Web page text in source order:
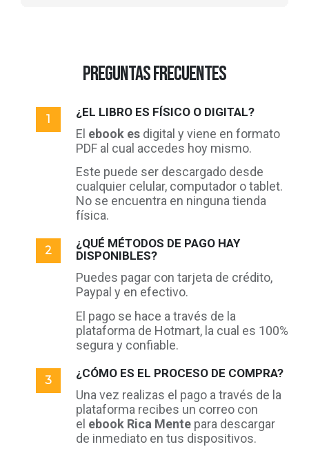
preguntas frecuentes
¿EL LIBRO ES FÍSICO O DIGITAL?
El ebook es digital y viene en formato
PDF al cual accedes hoy mismo.
Este puede ser descargado desde
cualquier celular, computador o tablet.
No se encuentra en ninguna tienda
física.
¿QUÉ MÉTODOS DE PAGO HAY
DISPONIBLES?
Puedes pagar con tarjeta de crédito,
Paypal y en efectivo.
El pago se hace a través de la
plataforma de Hotmart, la cual es 100%
segura y confiable.
¿CÓMO ES EL PROCESO DE COMPRA?
Una vez realizas el pago a través de la
plataforma recibes un correo con
el ebook Rica Mente para descargar
de inmediato en tus dispositivos.